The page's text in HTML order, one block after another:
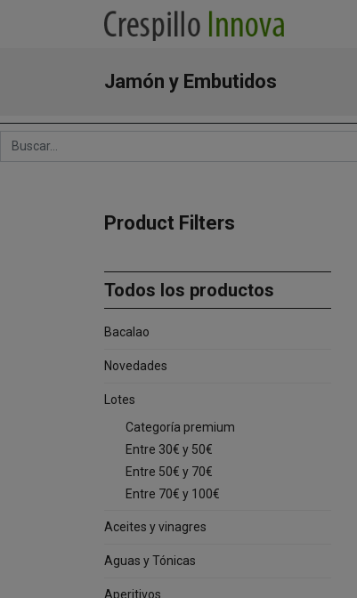
Jamón y Embutidos
Product Filters
Todos los productos
Bacalao
Novedades
Lotes
Categoría premium
Entre 30€ y 50€
Entre 50€ y 70€
Entre 70€ y 100€
Aceites y vinagres
Aguas y Tónicas
Aperitivos